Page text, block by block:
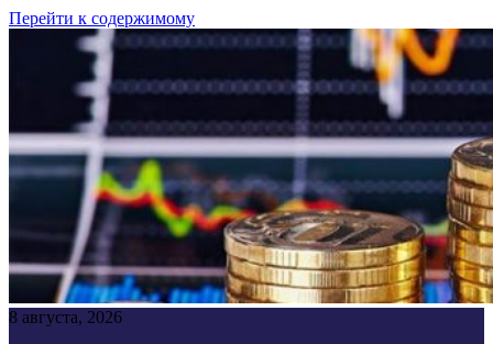
Перейти к содержимому
8 августа, 2026